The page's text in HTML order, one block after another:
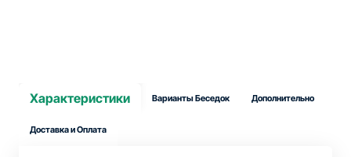
Характеристики Варианты Беседок Дополнительно
Доставка и Оплата